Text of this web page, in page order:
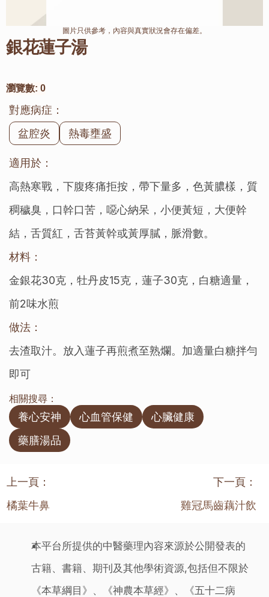
銀花蓮子湯
瀏覽數: 0
對應病症：
盆腔炎
熱毒壅盛
適用於：
高熱寒戰，下腹疼痛拒按，帶下量多，色黃膿樣，質
稠穢臭，口幹口苦，噁心納呆，小便黃短，大便幹
結，舌質紅，舌苔黃幹或黃厚膩，脈滑數。
材料：
金銀花30克，牡丹皮15克，蓮子30克，白糖適量，
前2味水煎
做法：
去渣取汁。放入蓮子再煎煮至熟爛。加適量白糖拌勻
即可
相關搜尋：
養心安神 心血管保健
心臟健康
藥膳湯品
圖片只供參考，內容與真實狀況會存在偏差。
上一頁：
橘葉牛鼻
下一頁：
雞冠馬齒藕汁飲
本平台所提供的中醫藥理內容來源於公開發表的
古籍、書籍、期刊及其他學術資源,包括但不限於
《本草綱目》、《神農本草經》、《五十二病